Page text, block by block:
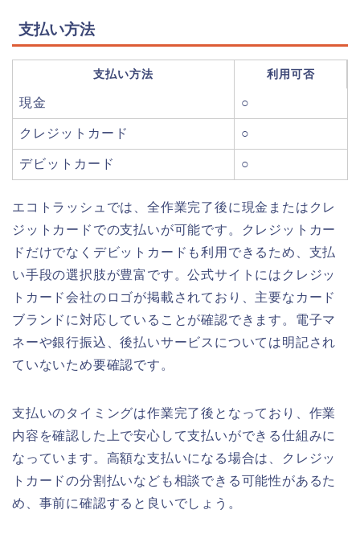
支払い方法
支払い方法 利用可否
現金 ○
クレジットカード ○
デビットカード ○
エコトラッシュでは、全作業完了後に現金またはクレ
ジットカードでの支払いが可能です。クレジットカー
ドだけでなくデビットカードも利用できるため、支払
い手段の選択肢が豊富です。公式サイトにはクレジッ
トカード会社のロゴが掲載されており、主要なカード
ブランドに対応していることが確認できます。電子マ
ネーや銀行振込、後払いサービスについては明記され
ていないため要確認です。
支払いのタイミングは作業完了後となっており、作業
内容を確認した上で安心して支払いができる仕組みに
なっています。高額な支払いになる場合は、クレジッ
トカードの分割払いなども相談できる可能性があるた
め、事前に確認すると良いでしょう。